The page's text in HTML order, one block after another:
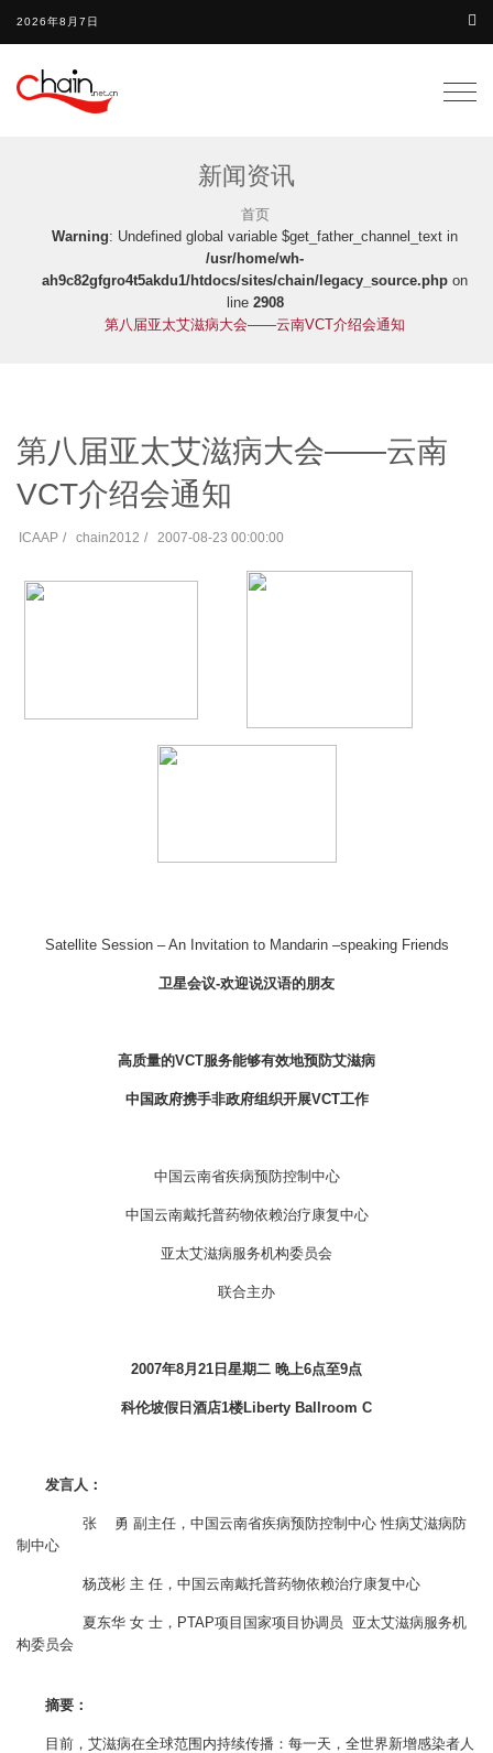
2026年8月7日
新闻资讯
首页
Warning: Undefined global variable $get_father_channel_text in
/usr/home/wh-
ah9c82gfgro4t5akdu1/htdocs/sites/chain/legacy_source.php on
line 2908
第八届亚太艾滋病大会——云南VCT介绍会通知
第八届亚太艾滋病大会——云南
VCT介绍会通知
ICAAP chain2012 2007-08-23 00:00:00
Satellite Session – An Invitation to Mandarin –speaking Friends
卫星会议-欢迎说汉语的朋友
高质量的VCT服务能够有效地预防艾滋病
中国政府携手非政府组织开展VCT工作
中国云南省疾病预防控制中心
中国云南戴托普药物依赖治疗康复中心
亚太艾滋病服务机构委员会
联合主办
2007年8月21日星期二 晚上6点至9点
科伦坡假日酒店1楼Liberty Ballroom C
发言人：
张 勇 副主任，中国云南省疾病预防控制中心 性病艾滋病防
制中心
杨茂彬 主 任，中国云南戴托普药物依赖治疗康复中心
夏东华 女 士，PTAP项目国家项目协调员 亚太艾滋病服务机
构委员会
摘要：
目前，艾滋病在全球范围内持续传播：每一天，全世界新增感染者人